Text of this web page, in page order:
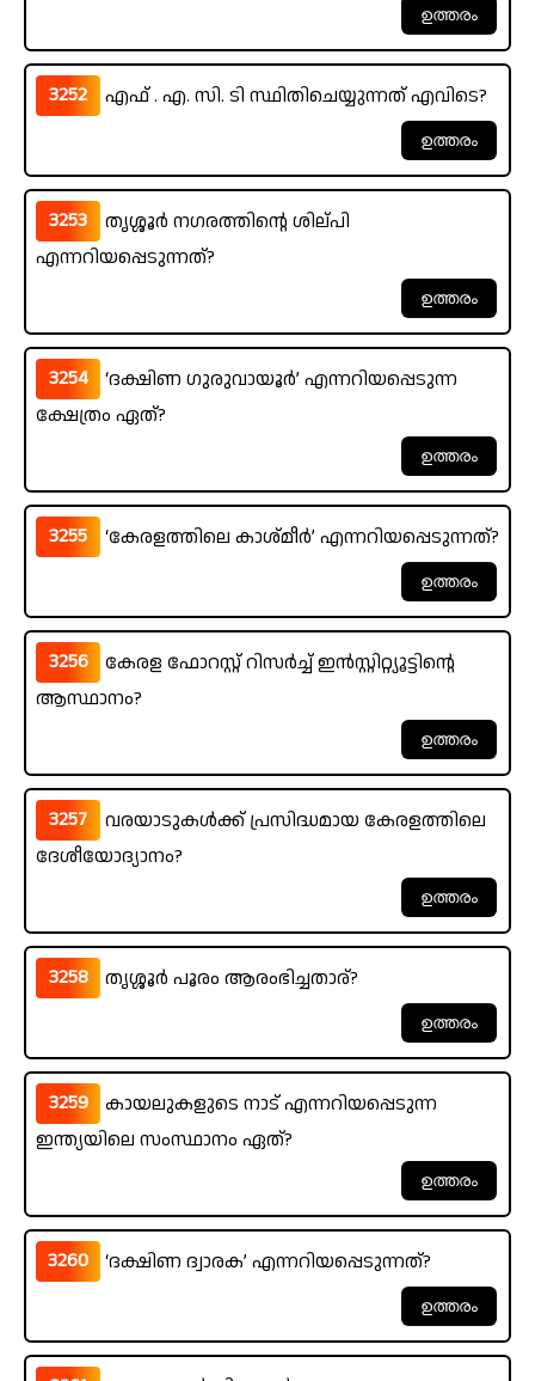
3252 എഫ് . എ. സി. ടി സ്ഥിതിചെയ്യുന്നത് എവിടെ?
3253
തൃശ്ശൂർ നഗരത്തിന്റെ ശില്പി
എന്നറിയപ്പെടുന്നത്?
3254
‘ദക്ഷിണ ഗുരുവായൂർ’ എന്നറിയപ്പെടുന്ന
ക്ഷേത്രം ഏത്?
3255 ‘കേരളത്തിലെ കാശ്മീർ’ എന്നറിയപ്പെടുന്നത്?
3256
കേരള ഫോറസ്റ്റ് റിസർച്ച് ഇൻസ്റ്റിറ്റ്യൂട്ടിന്റെ
ആസ്ഥാനം?
3257
വരയാടുകൾക്ക് പ്രസിദ്ധമായ കേരളത്തിലെ
ദേശീയോദ്യാനം?
3258 തൃശ്ശൂർ പൂരം ആരംഭിച്ചതാര്?
3259
കായലുകളുടെ നാട് എന്നറിയപ്പെടുന്ന
ഇന്ത്യയിലെ സംസ്ഥാനം ഏത്?
3260 ‘ദക്ഷിണ ദ്വാരക’ എന്നറിയപ്പെടുന്നത്?